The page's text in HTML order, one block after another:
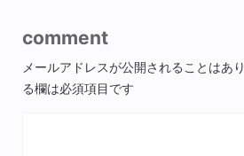
comment
メールアドレスが公開されることはあり
る欄は必須項目です